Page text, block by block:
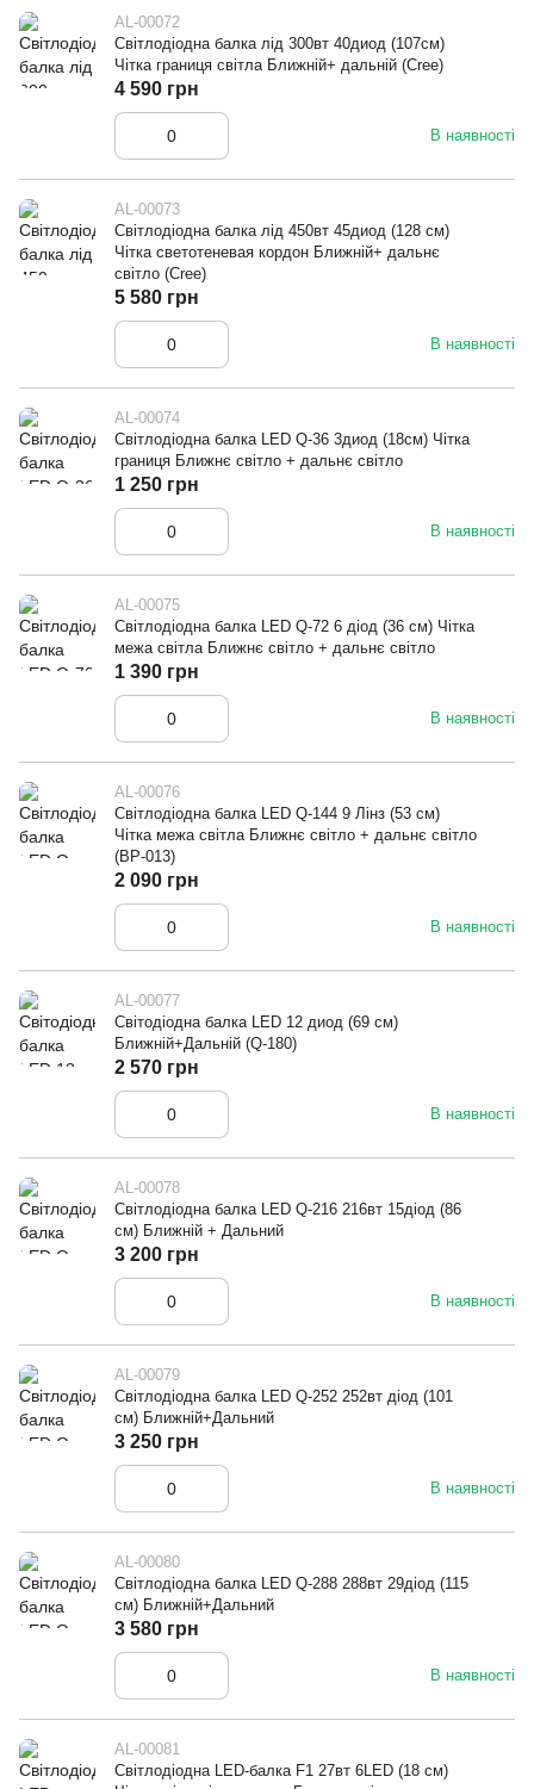
AL-00072
Світлодіодна балка лід 300вт 40диод (107см)
Чітка границя світла Ближній+ дальній (Cree)
В наявності
4 590 грн
AL-00073
Світлодіодна балка лід 450вт 45диод (128 см)
Чітка светотеневая кордон Ближній+ дальнє
світло (Cree)
В наявності
5 580 грн
AL-00074
Світлодіодна балка LED Q-36 3диод (18см) Чітка
границя Ближнє світло + дальнє світло
В наявності
1 250 грн
AL-00075
Світлодіодна балка LED Q-72 6 діод (36 см) Чітка
межа світла Ближнє світло + дальнє світло
В наявності
1 390 грн
AL-00076
Світлодіодна балка LED Q-144 9 Лінз (53 см)
Чітка межа світла Ближнє світло + дальнє світло
(ВР-013)
В наявності
2 090 грн
AL-00077
Світодіодна балка LED 12 диод (69 см)
Ближній+Дальній (Q-180)
В наявності
2 570 грн
AL-00078
Світлодіодна балка LED Q-216 216вт 15діод (86
см) Ближній + Дальний
В наявності
3 200 грн
AL-00079
Світлодіодна балка LED Q-252 252вт діод (101
см) Ближній+Дальний
В наявності
3 250 грн
AL-00080
Світлодіодна балка LED Q-288 288вт 29діод (115
см) Ближній+Дальний
В наявності
3 580 грн
AL-00081
Світлодіодна LED-балка F1 27вт 6LED (18 см)